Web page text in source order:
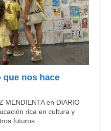
que nos hace
MENDIENTA en DIARIO
rica en cultura y
futuros...